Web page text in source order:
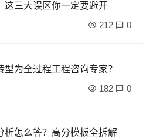
这三大误区你一定要避开
212 0
为全过程工程咨询专家？
182 0
析怎么答？高分模板全拆解